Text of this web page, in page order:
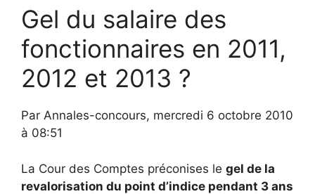
Gel du salaire des
fonctionnaires en 2011,
2012 et 2013 ?
Par Annales-concours, mercredi 6 octobre 2010
à 08:51
La Cour des Comptes préconises le gel de la
revalorisation du point d’indice pendant 3 ans